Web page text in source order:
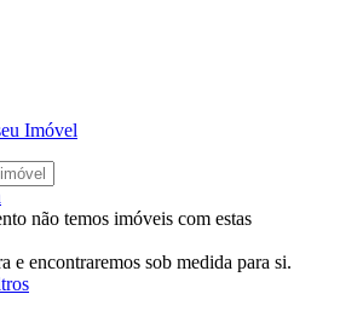
Imóvel
não temos imóveis com estas
e encontraremos sob medida para si.